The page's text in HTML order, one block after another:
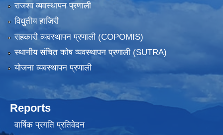
राजश्व व्यवस्थापन प्रणाली
विधुतीय हाजिरी
सहकारी व्यवस्थापन प्रणाली (COPOMIS)
स्थानीय संचित कोष व्यवस्थापन प्रणाली (SUTRA)
योजना व्यवस्थापन प्रणाली
Reports
वार्षिक प्रगति प्रतिवेदन